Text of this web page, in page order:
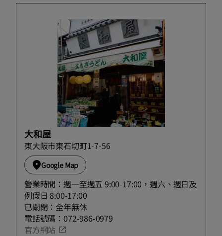
大和屋
東大阪市東石切町1-7-56
Google Map
營業時間：週一至週五 9:00-17:00，週六、週日及
例假日 8:00-17:00
已關閉：全年無休
電話號碼：072-986-0979
官方網站